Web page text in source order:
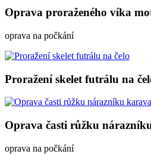
Oprava proraženého víka
oprava na počkání
Proražení skelet futrálu na
Oprava časti růžku
oprava na počkání